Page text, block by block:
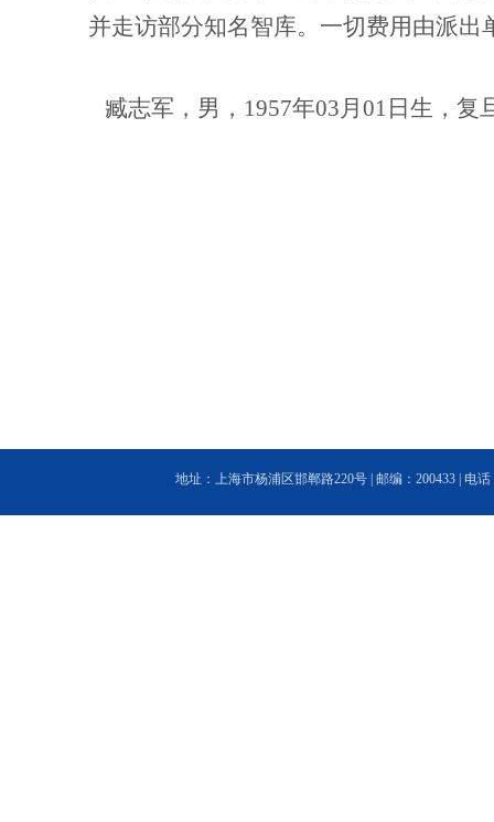
并走访部分知名智库。一切费用由派出
臧志军，男， 1957年03月 01 日生，复
地址：上海市杨浦区邯郸路220号 | 邮编：200433 | 电